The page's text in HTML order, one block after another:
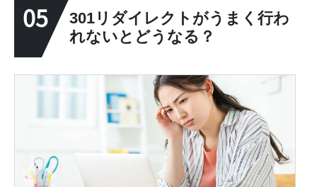
05
301リダイレクトがうまく行わ
れないとどうなる？